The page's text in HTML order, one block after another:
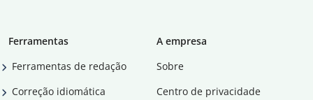
Ferramentas
Ferramentas de redação
Correção idiomática
A empresa
Sobre
Centro de privacidade